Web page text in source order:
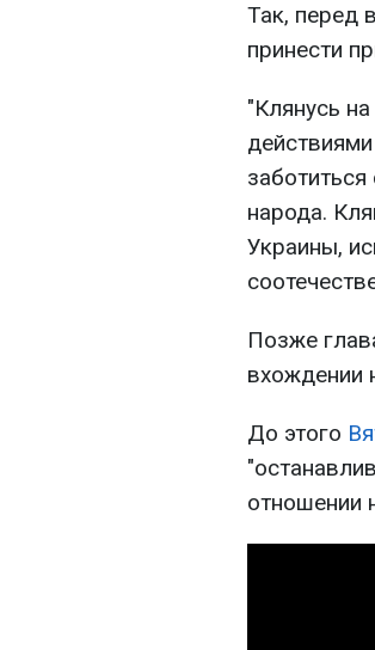
Так, перед
принести
"Клянусь
народа.
Украины,
Позже
вхождении
До этого
отношении